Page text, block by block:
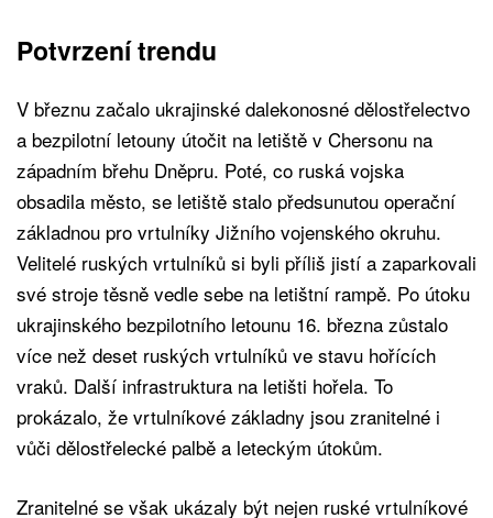
Potvrzení trendu
V březnu začalo ukrajinské dalekonosné dělostřelectvo
a bezpilotní letouny útočit na letiště v Chersonu na
západním břehu Dněpru. Poté, co ruská vojska
obsadila město, se letiště stalo předsunutou operační
základnou pro vrtulníky Jižního vojenského okruhu.
Velitelé ruských vrtulníků si byli příliš jistí a zaparkovali
své stroje těsně vedle sebe na letištní rampě. Po útoku
ukrajinského bezpilotního letounu 16. března zůstalo
více než deset ruských vrtulníků ve stavu hořících
vraků. Další infrastruktura na letišti hořela. To
prokázalo, že vrtulníkové základny jsou zranitelné i
vůči dělostřelecké palbě a leteckým útokům.
Zranitelné se však ukázaly být nejen ruské vrtulníkové